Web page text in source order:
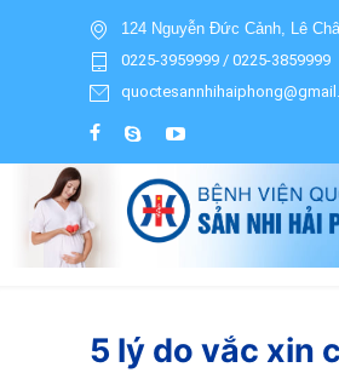
124 Nguyễn Đức Cảnh, Lê
0225-3959999 / 0225-3859999
5 lý do vắc xin